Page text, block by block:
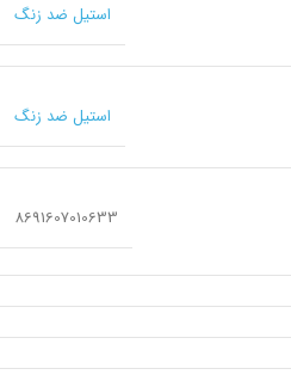
استیل ضد زنگ
استیل ضد زنگ
8691607010633